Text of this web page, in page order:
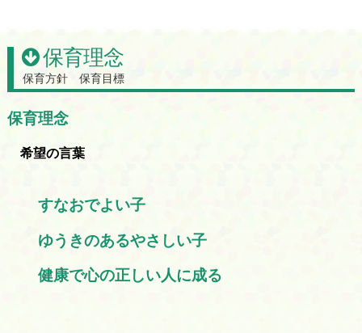
保育理念
保育方針 保育目標
保育理念
希望の言葉
すなおでよい子
ゆうきのあるやさしい子
健康で心の正しい人に成る